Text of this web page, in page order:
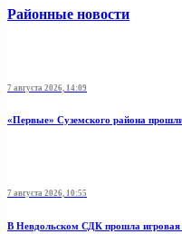
Районные новости
7 августа 2026, 14:09
«Первые» Суземского района
7 августа 2026, 10:55
В Невдольском СДК прошла игровая